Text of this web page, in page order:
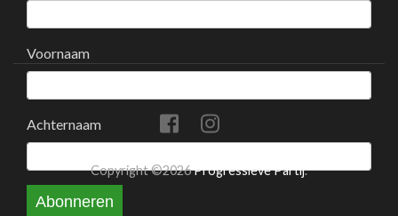
Voornaam
Achternaam
Abonneren
Copyright ©2026Progressieve Partij.